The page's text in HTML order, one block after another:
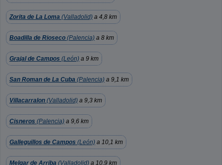
Zorita de La Loma (Valladolid) a 4,8 km
Boadilla de Rioseco (Palencia) a 8 km
Grajal de Campos (León) a 9 km
San Roman de La Cuba (Palencia) a 9,1 km
Villacarralon (Valladolid) a 9,3 km
Cisneros (Palencia) a 9,6 km
Galleguillos de Campos (León) a 10,1 km
Melgar de Arriba (Valladolid) a 10,9 km